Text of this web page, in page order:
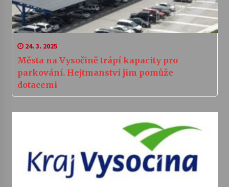
24. 3. 2025
Města na Vysočině trápí kapacity pro
parkování. Hejtmanství jim pomůže
dotacemi